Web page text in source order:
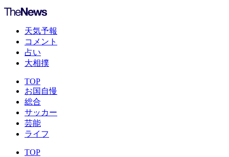
天気予報
コメント
占い
大相撲
TOP
お国自慢
総合
サッカー
芸能
ライフ
TOP